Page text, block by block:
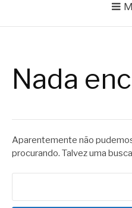
Nada
Aparentemente não
procurando. Talvez uma